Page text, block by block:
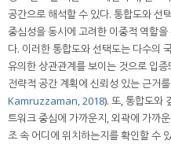
공간으로 해석할 수 있다. 통합도와 선
중심성을 동시에 고려한 이중적 역할
다. 이러한 통합도와 선택도는 다수의
유의한 상관관계를 보이는 것으로 입
전략적 공간 계획에 신뢰성 있는 근거
Kamruzzaman, 2018). 또, 통합도와
트워크 중심에 가까운지, 외곽에 가까
조 속 어디에 위치하는지를 확인할 수